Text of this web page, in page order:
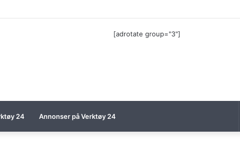
[adrotate group="3"]
24 Annonser på Verktøy 24